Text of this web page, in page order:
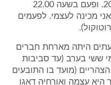
בשעה 19.00, ופעם ב - 20.00. ופעם בשעה 22.00
מכינה לעצמי. לפעמים
היתה מארחת חברים
ששי בערב (עד סביבות
אחר הצהריים (מועד בו התובעים
עצמה ואורחיה דאגו